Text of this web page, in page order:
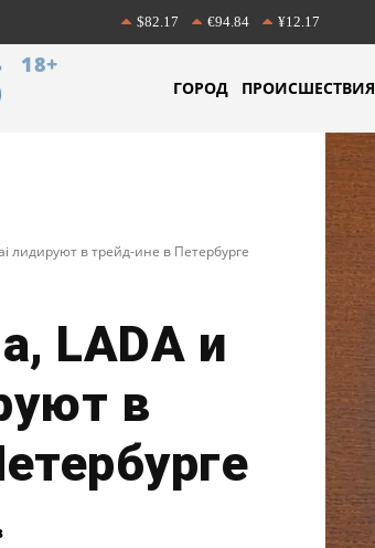
$82.17 €94.84 ¥12.17
18+
ГОРОД ПРОИСШЕСТВИЯ
лидируют в трейд-ине в Петербурге
LADA и
в